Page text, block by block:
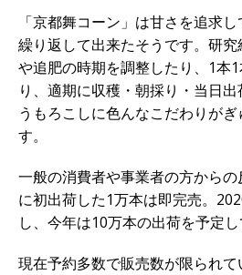
「京都舞コーン」は甘さを追求
繰り返して出来たそうです。研
や追肥の時期を調整したり、1本
り、適期に収穫・ 朝採り・当日
うもろこしに色んなこだわりが
す。
一般の消費者や事業者の方から
に初出荷した1万本は即完売。
し、今年は10万本の出荷を予定し
現在予約多数で販売数が限られ